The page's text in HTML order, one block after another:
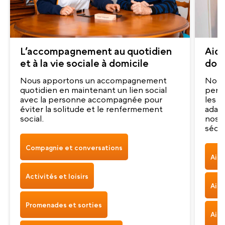
L’accompagnement au quotidien
et à la vie sociale à domicile
Nous apportons un accompagnement
quotidien en maintenant un lien social
avec la personne accompagnée pour
éviter la solitude et le renfermement
social.
Compagnie et conversations
Activités et loisirs
Promenades et sorties
Nos
les
nos